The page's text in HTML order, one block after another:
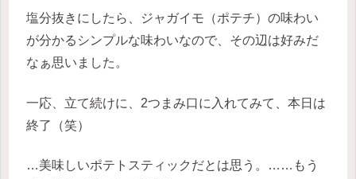
塩分抜きにしたら、ジャガイモ（ポテチ）の味わい
が分かるシンプルな味わいなので、その辺は好みだ
なぁ思いました。
一応、立て続けに、2つまみ口に入れてみて、本日は
終了（笑）
…美味しいポテトスティックだとは思う。……もう